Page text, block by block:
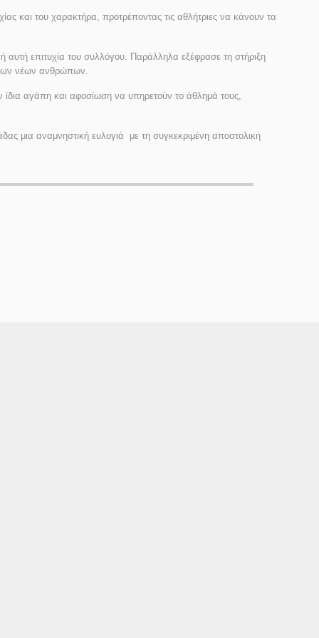
και του χαρακτήρα, προτρέποντας τις αθλήτριες να κάνουν τα
αυτή επιτυχία του συλλόγου. Παράλληλα εξέφρασε τη στήριξη
των νέων ανθρώπων.
ίδια αγάπη και αφοσίωση να υπηρετούν το άθλημά τους,
μια αναμνηστική ευλογιά με τη συγκεκριμένη αποστολική